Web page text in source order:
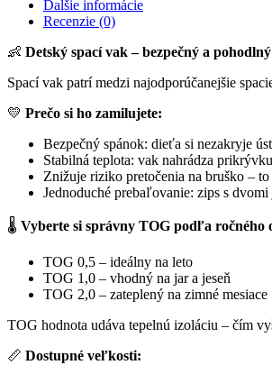
Ďalšie informácie
Recenzie (0)
👶 Detský spací vak – bezpečný a
Spací vak patrí medzi najodporúčanejšie
💛 Prečo si ho zamilujete:
Bezpečný spánok: dieťa si nezakryje
Stabilná teplota: vak nahrádza
Znižuje riziko pretočenia na bruško –
Jednoduché prebaľovanie: zips s
🌡️ Vyberte si správny TOG podľa ročného
TOG 0,5 – ideálny na leto
TOG 1,0 – vhodný na jar a jeseň
TOG 2,0 – zateplený na zimné mesiace
TOG hodnota udáva tepelnú izoláciu – čím
📏 Dostupné veľkosti: